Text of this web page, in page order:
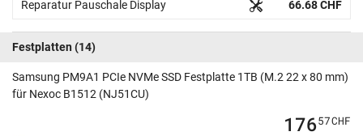
Reparatur Pauschale Display 66.68 CHF
Festplatten (14)
Samsung PM9A1 PCIe NVMe SSD Festplatte 1TB (M.2 22 x 80 mm)
für Nexoc B1512 (NJ51CU)
17657CHF